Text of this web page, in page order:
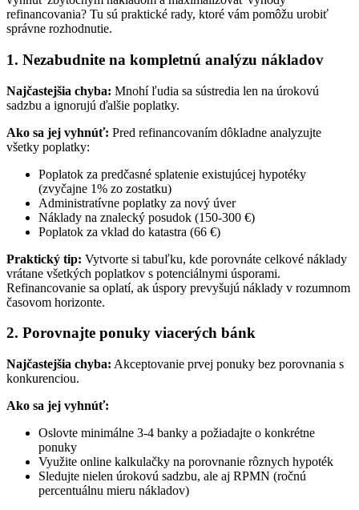
refinancovania? Tu sú praktické rady, ktoré vám pomôžu urobiť
správne rozhodnutie.
1. Nezabudnite na kompletnú analýzu nákladov
Najčastejšia chyba: Mnohí ľudia sa sústredia len na úrokovú
sadzbu a ignorujú ďalšie poplatky.
Ako sa jej vyhnúť: Pred refinancovaním dôkladne analyzujte
všetky poplatky:
Poplatok za predčasné splatenie existujúcej hypotéky
(zvyčajne 1% zo zostatku)
Administratívne poplatky za nový úver
Náklady na znalecký posudok (150-300 €)
Poplatok za vklad do katastra (66 €)
Praktický tip: Vytvorte si tabuľku, kde porovnáte celkové náklady
vrátane všetkých poplatkov s potenciálnymi úsporami.
Refinancovanie sa oplatí, ak úspory prevyšujú náklady v rozumnom
časovom horizonte.
2. Porovnajte ponuky viacerých bánk
Najčastejšia chyba: Akceptovanie prvej ponuky bez porovnania s
konkurenciou.
Ako sa jej vyhnúť:
Oslovte minimálne 3-4 banky a požiadajte o konkrétne
ponuky
Využite online kalkulačky na porovnanie rôznych hypoték
Sledujte nielen úrokovú sadzbu, ale aj RPMN (ročnú
percentuálnu mieru nákladov)